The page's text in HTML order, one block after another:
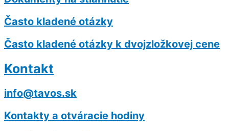
Často kladené otázky
Často kladené otázky k dvojzložkovej cene
Kontakt
info@tavos.sk
Kontakty a otváracie hodiny